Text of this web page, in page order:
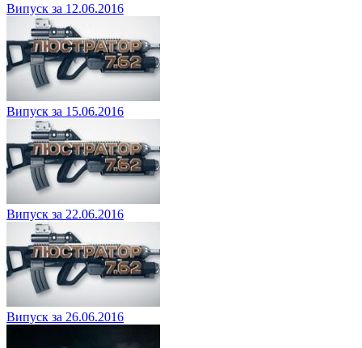
Випуск за 12.06.2016
Випуск за 15.06.2016
Випуск за 22.06.2016
Випуск за 26.06.2016